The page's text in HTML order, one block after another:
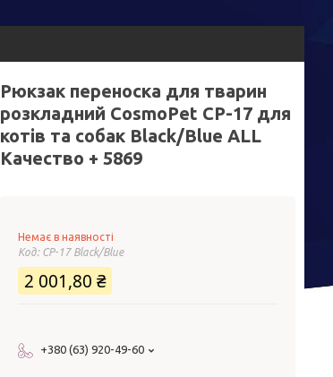
Рюкзак переноска для тварин
розкладний CosmoPet CP-17 для
котів та собак Black/Blue ALL
Качество + 5869
Немає в наявності
Код: CP-17 Black/Blue
2 001,80 ₴
+380 (63) 920-49-60